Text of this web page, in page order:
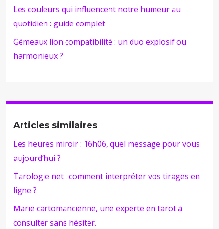
Les couleurs qui influencent notre humeur au
quotidien : guide complet
Gémeaux lion compatibilité : un duo explosif ou
harmonieux ?
Articles similaires
Les heures miroir : 16h06, quel message pour vous
aujourd’hui ?
Tarologie net : comment interpréter vos tirages en
ligne ?
Marie cartomancienne, une experte en tarot à
consulter sans hésiter.